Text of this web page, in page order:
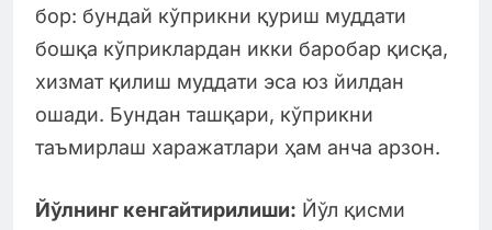
бор: бундай кўприкни қуриш муддати
бошқа кўприклардан икки баробар қисқа,
хизмат қилиш муддати эса юз йилдан
ошади. Бундан ташқари, кўприкни
таъмирлаш харажатлари ҳам анча арзон.
Йўлнинг кенгайтирилиши: Йўл қисми